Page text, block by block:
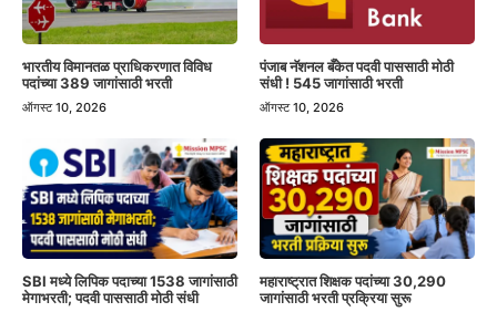
भारतीय विमानतळ प्राधिकरणात विविध
पदांच्या 389 जागांसाठी भरती
ऑगस्ट 10, 2026
पंजाब नॅशनल बँकेत पदवी पाससाठी मोठी
संधी ! 545 जागांसाठी भरती
ऑगस्ट 10, 2026
SBI मध्ये लिपिक पदाच्या 1538 जागांसाठी
मेगाभरती; पदवी पाससाठी मोठी संधी
महाराष्ट्रात शिक्षक पदांच्या 30,290
जागांसाठी भरती प्रक्रिया सुरू